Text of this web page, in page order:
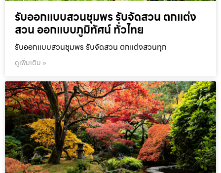
รับออกแบบสวนชุมพร รับจัดสวน ตกแต่ง
สวน ออกแบบภูมิทัศน์ ทั่วไทย
รับออกแบบสวนชุมพร รับจัดสวน ตกแต่งสวนทุก
ดูเพิ่มเติม »